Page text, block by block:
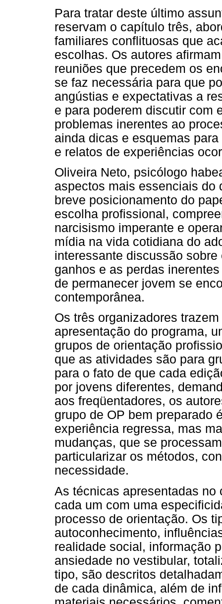
Para tratar deste último
reservam o capítulo três,
familiares conflituosas que
escolhas. Os autores
reuniões que precedem os
se faz necessária para que
angústias e expectativas a
e para poderem discutir com
problemas inerentes ao
ainda dicas e esquemas
e relatos de experiências
Oliveira Neto, psicólogo
aspectos mais essenciais do
breve posicionamento do
escolha profissional,
narcisismo imperante e
mídia na vida cotidiana do
interessante discussão
ganhos e as perdas
de permanecer jovem se
contemporânea.
Os três organizadores
apresentação do programa,
grupos de orientação
que as atividades são para
para o fato de que cada
por jovens diferentes,
aos freqüentadores, os
grupo de OP bem preparado
experiência regressa, mas
mudanças, que se
particularizar os métodos,
necessidade.
As técnicas apresentadas
cada um com uma
processo de orientação. Os
autoconhecimento,
realidade social, informação
ansiedade no vestibular,
tipo, são descritos
de cada dinâmica, além de